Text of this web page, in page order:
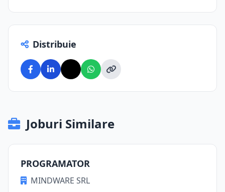
Distribuie
Joburi Similare
PROGRAMATOR
MINDWARE SRL